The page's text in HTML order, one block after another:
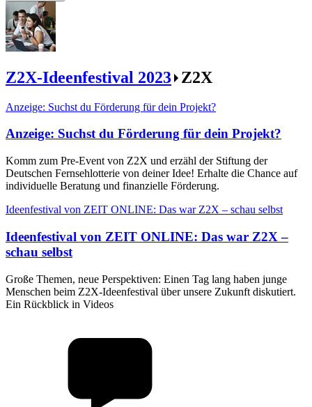
Z2X-Ideenfestival 2023 Z2X
Anzeige: Suchst du Förderung für dein Projekt?
Anzeige: Suchst du Förderung für dein Projekt?
Komm zum Pre-Event von Z2X und erzähl der Stiftung der
Deutschen Fernsehlotterie von deiner Idee! Erhalte die Chance auf
individuelle Beratung und finanzielle Förderung.
Ideenfestival von ZEIT ONLINE: Das war Z2X – schau selbst
Ideenfestival von ZEIT ONLINE: Das war Z2X –
schau selbst
Große Themen, neue Perspektiven: Einen Tag lang haben junge
Menschen beim Z2X-Ideenfestival über unsere Zukunft diskutiert.
Ein Rückblick in Videos